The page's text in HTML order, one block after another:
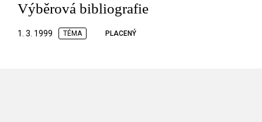
Výběrová bibliografie
1. 3. 1999 TÉMA PLACENÝ